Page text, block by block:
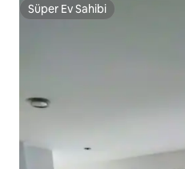
Süper Ev Sahibi
Süper Ev Sahibi